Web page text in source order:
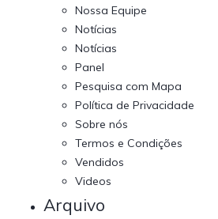
Nossa Equipe
Notícias
Notícias
Panel
Pesquisa com Mapa
Política de Privacidade
Sobre nós
Termos e Condições
Vendidos
Videos
Arquivo